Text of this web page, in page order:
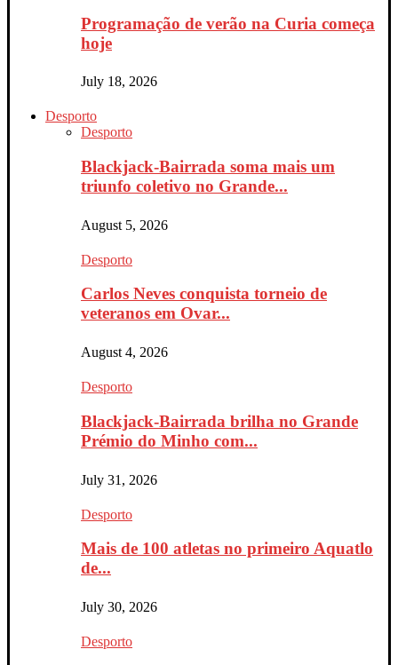
Programação de verão na Curia começa
hoje
July 18, 2026
Desporto
Desporto
Blackjack-Bairrada soma mais um
triunfo coletivo no Grande...
August 5, 2026
Desporto
Carlos Neves conquista torneio de
veteranos em Ovar...
August 4, 2026
Desporto
Blackjack-Bairrada brilha no Grande
Prémio do Minho com...
July 31, 2026
Desporto
Mais de 100 atletas no primeiro Aquatlo
de...
July 30, 2026
Desporto